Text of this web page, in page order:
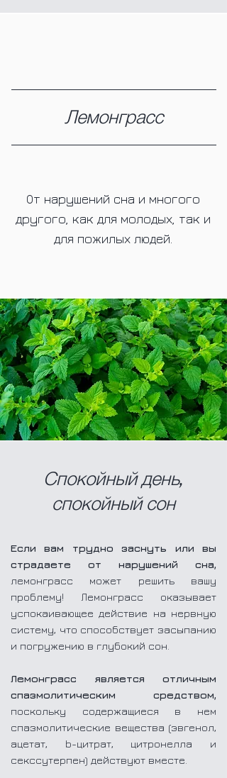
Лемонграсс
От нарушений сна и многого
другого, как для молодых, так и
для пожилых людей.
Спокойный день,
спокойный сон
Если вам трудно заснуть или вы
страдаете от нарушений сна,
лемонграсс может решить вашу
проблему! Лемонграсс оказывает
успокаивающее действие на нервную
систему, что способствует засыпанию
и погружению в глубокий сон.
Лемонграсс является отличным
спазмолитическим средством,
поскольку содержащиеся в нем
спазмолитические вещества (эвгенол,
ацетат, b-цитрат, цитронелла и
секссутерпен) действуют вместе.